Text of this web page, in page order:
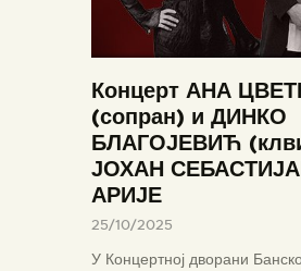
Концерт АНА
(сопран) и ДИНКО
БЛАГОЈЕВИЋ
ЈОХАН
АРИЈЕ
25/10/2025
У Концертној дворани